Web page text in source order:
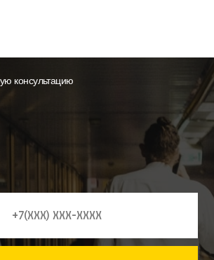
консультацию